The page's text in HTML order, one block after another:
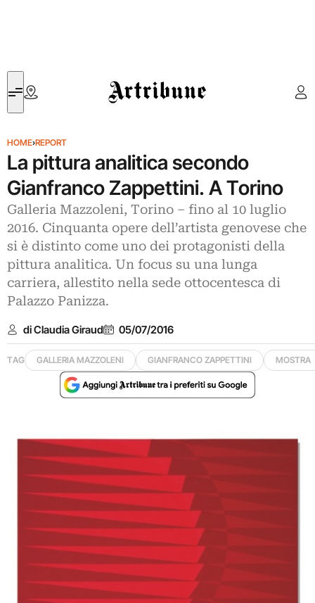
Artribune
HOME›REPORT
La pittura analitica secondo
Gianfranco Zappettini. A Torino
Galleria Mazzoleni, Torino – fino al 10 luglio
2016. Cinquanta opere dell’artista genovese che
si è distinto come uno dei protagonisti della
pittura analitica. Un focus su una lunga
carriera, allestito nella sede ottocentesca di
Palazzo Panizza.
di Claudia Giraud 05/07/2016
TAG GALLERIA MAZZOLENI GIANFRANCO ZAPPETTINI MOSTRA